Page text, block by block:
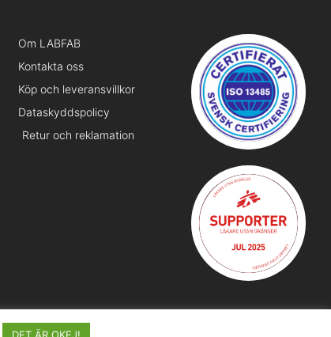
Om LABFAB
Kontakta oss
Köp och leveransvillkor
Dataskyddspolicy
Retur och reklamation